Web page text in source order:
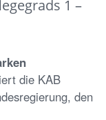
1 –
die KAB
den